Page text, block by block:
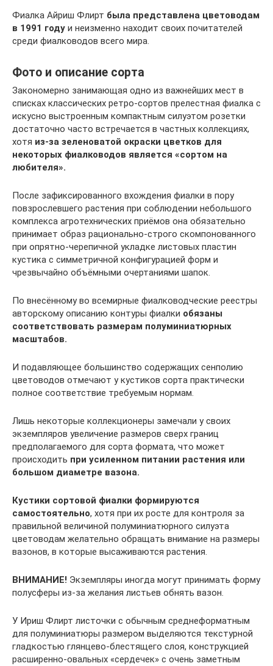
Фиалка Айриш Флирт была представлена цветоводам
в 1991 году и неизменно находит своих почитателей
среди фиалководов всего мира.
Фото и описание сорта
Закономерно занимающая одно из важнейших мест в
списках классических ретро-сортов прелестная фиалка с
искусно выстроенным компактным силуэтом розетки
достаточно часто встречается в частных коллекциях,
хотя из-за зеленоватой окраски цветков для
некоторых фиалководов является «сортом на
любителя».
После зафиксированного вхождения фиалки в пору
повзрослевшего растения при соблюдении небольшого
комплекса агротехнических приёмов она обязательно
принимает образ рационально-строго скомпонованного
при опрятно-черепичной укладке листовых пластин
кустика с симметричной конфигурацией форм и
чрезвычайно объёмными очертаниями шапок.
По внесённому во всемирные фиалководческие реестры
авторскому описанию контуры фиалки обязаны
соответствовать размерам полуминиатюрных
масштабов.
И подавляющее большинство содержащих сенполию
цветоводов отмечают у кустиков сорта практически
полное соответствие требуемым нормам.
Лишь некоторые коллекционеры замечали у своих
экземпляров увеличение размеров сверх границ
предполагаемого для сорта формата, что может
происходить при усиленном питании растения или
большом диаметре вазона.
Кустики сортовой фиалки формируются
самостоятельно, хотя при их росте для контроля за
правильной величиной полуминиатюрного силуэта
цветоводам желательно обращать внимание на размеры
вазонов, в которые высаживаются растения.
ВНИМАНИЕ! Экземпляры иногда могут принимать форму
полусферы из-за желания листьев обнять вазон.
У Ириш Флирт листочки с обычным среднеформатным
для полуминиатюры размером выделяются текстурной
гладкостью глянцево-блестящего слоя, конструкцией
расширенно-овальных «сердечек» с очень заметным